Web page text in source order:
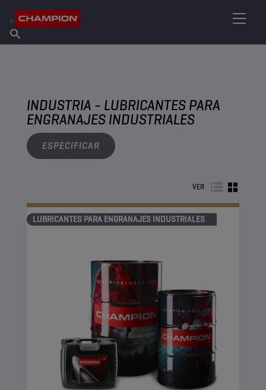
Acerca de champion
Encuentra un punto de venta
INDUSTRIA - LUBRICANTES PARA
ENGRANAJES INDUSTRIALES
ESPECIFICAR
VER
LUBRICANTES PARA ENGRANAJES INDUSTRIALES